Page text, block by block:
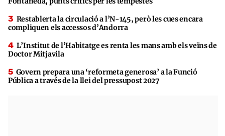
Restablerta la circulació a l’N-145, però les cues encara
compliquen els accessos d’Andorra
L’Institut de l’Habitatge es renta les mans amb els veïns de
Doctor Mitjavila
Govern prepara una ‘reformeta generosa’ a la Funció
Pública a través de la llei del pressupost 2027